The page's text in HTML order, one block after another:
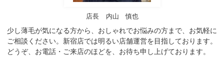
店長 内山 慎也
少し薄毛が気になる方から、おしゃれでお悩みの方まで、お気軽に
ご相談ください。新宿店では明るい店舗運営を目指しております。
どうぞ、お電話・ご来店のほどを、お待ち申し上げております。